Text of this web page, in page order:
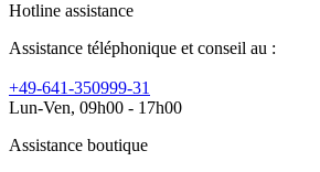
Hotline assistance
Assistance téléphonique et conseil au :
+49-641-350999-31
Lun-Ven, 09h00 - 17h00
Assistance boutique